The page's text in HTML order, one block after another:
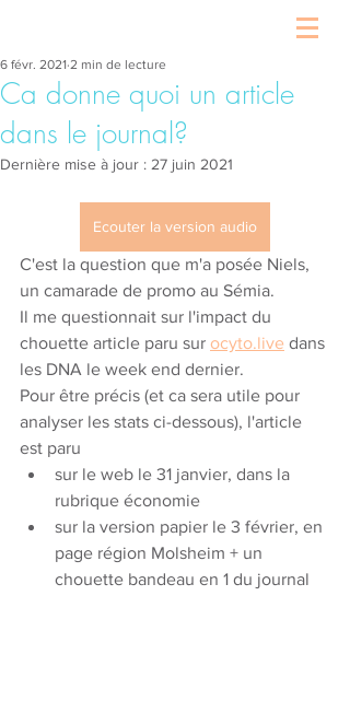
Ca donne quoi un article
dans le journal?
6 févr. 2021 2 min de lecture
Dernière mise à jour : 27 juin 2021
Ecouter la version audio
C'est la question que m'a posée Niels,
un camarade de promo au Sémia.
Il me questionnait sur l'impact du
chouette article paru sur ocyto.live dans
les DNA le week end dernier.
Pour être précis (et ca sera utile pour
analyser les stats ci-dessous), l'article
est paru
sur le web le 31 janvier, dans la
rubrique économie
sur la version papier le 3 février, en
page région Molsheim + un
chouette bandeau en 1 du journal